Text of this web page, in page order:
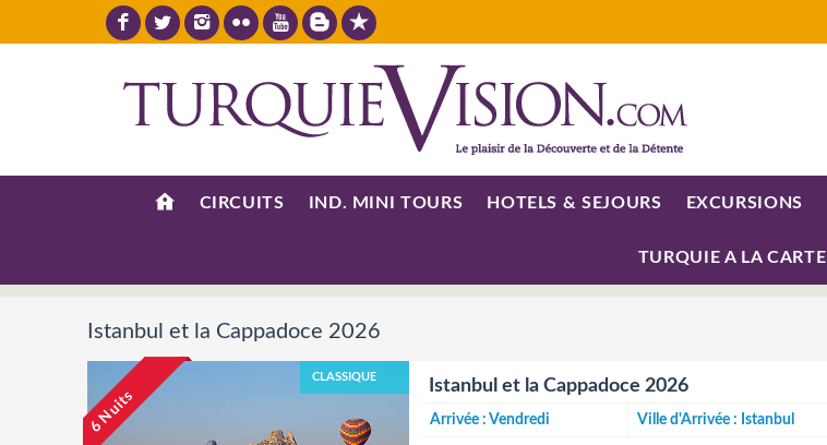
CIRCUITS IND. MINI TOURS HOTELS & SEJOURS EXCURSIONS
TURQUIE A LA CARTE
Istanbul et la Cappadoce 2026
CLASSIQUE
6 Nuits
Istanbul et la Cappadoce 2026
Arrivée : Vendredi Ville d'Arrivée : Istanbul